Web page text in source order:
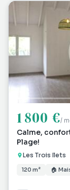
1 800 €/
Calme,
Plage!
Les Trois Ilets
120 m² 🏠